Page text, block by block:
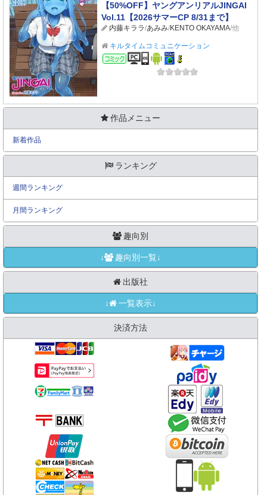
【50%OFF】ヤングアンリアルJINGAI
Vol.11【2026サマーCP 8/31まで】
内藤キララ/あみみ/KENTO OKAYAMA/他
キルタイムコミュニケーション
コミック
作品メニュー
新着作品
ランキング
週間ランキング
月間ランキング
趣向別
↓ 趣向別一覧↓
出版社
↓ 一覧表示↓
決済方法